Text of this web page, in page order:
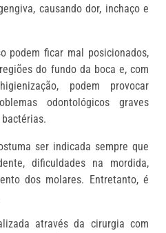
causando dor, inchaço e
podem ficar mal posicionados,
do fundo da boca e, com
podem provocar
odontológicos graves
ser indicada sempre que
dificuldades na mordida,
dos molares. Entretanto, é
através da cirurgia com